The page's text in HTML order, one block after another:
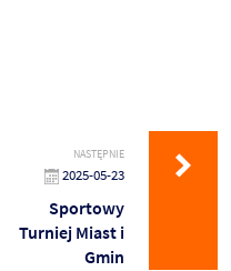
NASTĘPNIE
2025-05-23
Sportowy
Turniej Miast i
Gmin